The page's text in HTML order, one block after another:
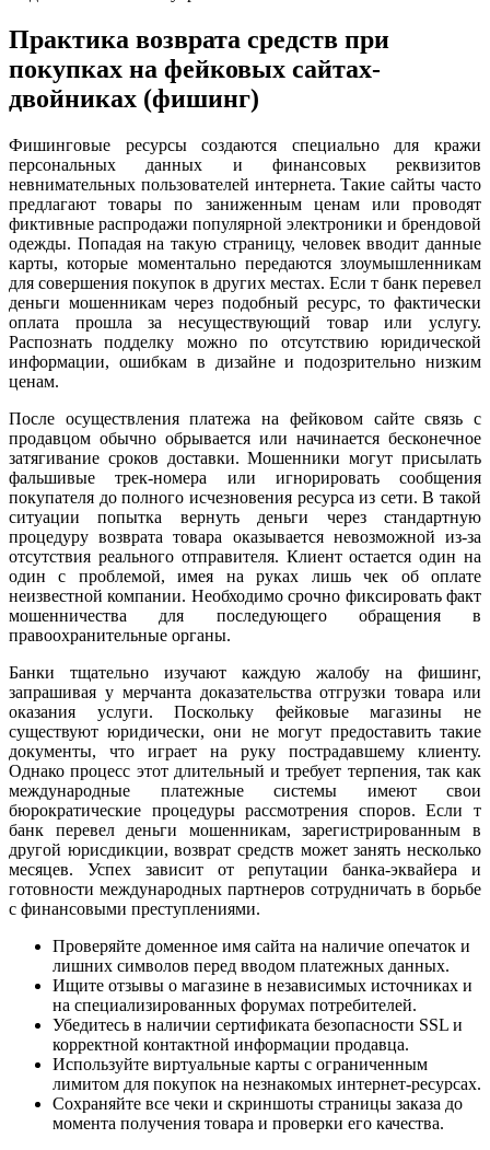
Практика возврата средств при
покупках на фейковых сайтах-
двойниках (фишинг)
Фишинговые ресурсы создаются специально для кражи
персональных данных и финансовых реквизитов
невнимательных пользователей интернета. Такие сайты часто
предлагают товары по заниженным ценам или проводят
фиктивные распродажи популярной электроники и брендовой
одежды. Попадая на такую страницу, человек вводит данные
карты, которые моментально передаются злоумышленникам
для совершения покупок в других местах. Если т банк перевел
деньги мошенникам через подобный ресурс, то фактически
оплата прошла за несуществующий товар или услугу.
Распознать подделку можно по отсутствию юридической
информации, ошибкам в дизайне и подозрительно низким
ценам.
После осуществления платежа на фейковом сайте связь с
продавцом обычно обрывается или начинается бесконечное
затягивание сроков доставки. Мошенники могут присылать
фальшивые трек-номера или игнорировать сообщения
покупателя до полного исчезновения ресурса из сети. В такой
ситуации попытка вернуть деньги через стандартную
процедуру возврата товара оказывается невозможной из-за
отсутствия реального отправителя. Клиент остается один на
один с проблемой, имея на руках лишь чек об оплате
неизвестной компании. Необходимо срочно фиксировать факт
мошенничества для последующего обращения в
правоохранительные органы.
Банки тщательно изучают каждую жалобу на фишинг,
запрашивая у мерчанта доказательства отгрузки товара или
оказания услуги. Поскольку фейковые магазины не
существуют юридически, они не могут предоставить такие
документы, что играет на руку пострадавшему клиенту.
Однако процесс этот длительный и требует терпения, так как
международные платежные системы имеют свои
бюрократические процедуры рассмотрения споров. Если т
банк перевел деньги мошенникам, зарегистрированным в
другой юрисдикции, возврат средств может занять несколько
месяцев. Успех зависит от репутации банка-эквайера и
готовности международных партнеров сотрудничать в борьбе
с финансовыми преступлениями.
Проверяйте доменное имя сайта на наличие опечаток и
лишних символов перед вводом платежных данных.
Ищите отзывы о магазине в независимых источниках и
на специализированных форумах потребителей.
Убедитесь в наличии сертификата безопасности SSL и
корректной контактной информации продавца.
Используйте виртуальные карты с ограниченным
лимитом для покупок на незнакомых интернет-ресурсах.
Сохраняйте все чеки и скриншоты страницы заказа до
момента получения товара и проверки его качества.